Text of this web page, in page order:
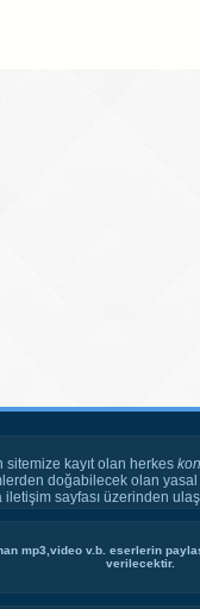
sitemize kayıt olan herkes
doğabilecek olan
sayfası üzerinden
mp3,video v.b. eserlerin
verilecektir.